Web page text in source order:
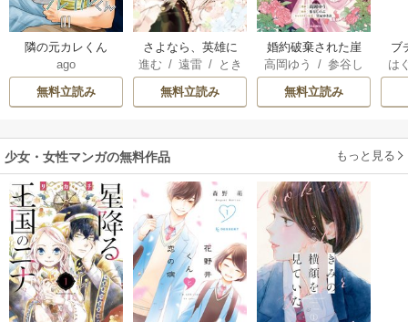
隣の元カレくん
ago
無料立読み
さよなら、英雄に
なった旦那様 ～
ただ祈るだけの役
立たずな妻のはず
進む / 遠雷/ とき
間
無料立読み
婚約破棄された崖
っぷち令嬢は、帝
国の皇弟殿下と結
ばれる
高岡ゆう /参谷し
のぶ/雲屋ゆきお
無料立読み
ブ
復
は
少女・女性マンガの無料作品 もっと見る